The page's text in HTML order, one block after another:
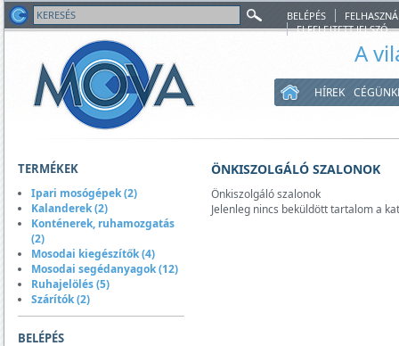
BELÉPÉS
ELFELEJTETT JELSZÓ
A
HÍREK
TERMÉKEK
Ipari mosógépek (2)
Kalanderek (2)
Konténerek, ruhamozgatás
(2)
Mosodai kiegészítők (4)
Mosodai segédanyagok (12)
Ruhajelölés (5)
Szárítók (2)
BELÉPÉS
ÖNKISZOLGÁLÓ SZALONOK
Önkiszolgáló szalonok
Jelenleg nincs beküldött tartalom a